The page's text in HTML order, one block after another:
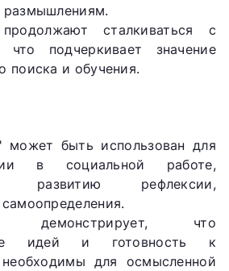
сталкиваться с
что подчеркивает значение
поиска и обучения.
может быть использован для
в социальной работе,
развитию рефлексии,
демонстрирует, что
идей и готовность к
для осмысленной